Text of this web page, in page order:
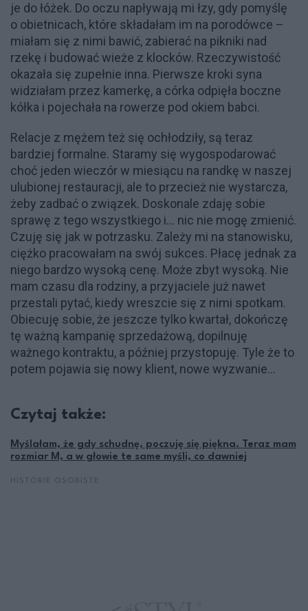
je do łóżek. Do oczu napływają mi łzy, gdy pomyślę
o obietnicach, które składałam im na porodówce –
miałam się z nimi bawić, zabierać na pikniki nad
rzekę i budować wieże z klocków. Rzeczywistość
okazała się zupełnie inna. Pierwsze kroki syna
widziałam przez kamerkę, a córka odpięła boczne
kółka i pojechała na rowerze pod okiem babci.
Relacje z mężem też się ochłodziły, są teraz
bardziej formalne. Staramy się wygospodarować
choć jeden wieczór w miesiącu na randkę w naszej
ulubionej restauracji, ale to przecież nie wystarcza,
żeby zadbać o związek. Doskonale zdaję sobie
sprawę z tego wszystkiego i… nic nie mogę zmienić.
Czuję się jak w potrzasku. Zależy mi na stanowisku,
ciężko pracowałam na swój sukces. Płacę jednak za
niego bardzo wysoką cenę. Może zbyt wysoką. Nie
mam czasu dla rodziny, a przyjaciele już nawet
przestali pytać, kiedy wreszcie się z nimi spotkam.
Obiecuję sobie, że jeszcze tylko kwartał, dokończę
tę ważną kampanię sprzedażową, dopilnuję
ważnego kontraktu, a później przystopuję. Tyle że to
potem pojawia się nowy klient, nowe wyzwanie…
Czytaj także:
Myślałam, że gdy schudnę, poczuję się piękna. Teraz mam
rozmiar M, a w głowie te same myśli, co dawniej